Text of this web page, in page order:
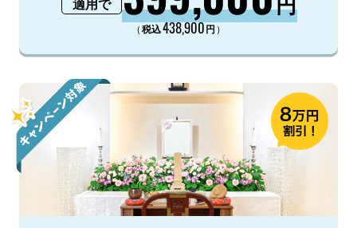
適用で
（税込438,900円 ）